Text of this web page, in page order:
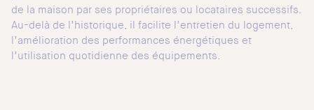
de la maison par ses propriétaires ou locataires successifs.
Au-delà de l’historique, il facilite l’entretien du logement,
l’amélioration des performances énergétiques et
l’utilisation quotidienne des équipements.